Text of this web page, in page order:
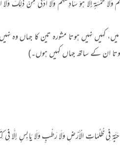
خَمْسَةٍ إِلَّا هُوَ سَادِسُهُمْ وَلَا أَدْنَى مِنْ ذَلِكَ وَلَا
کہیں نہیں ہوتا مشورہ تین کا جہاں وہ
ہوتا ان کے ساتھ جہاں کہیں ہوں۔)